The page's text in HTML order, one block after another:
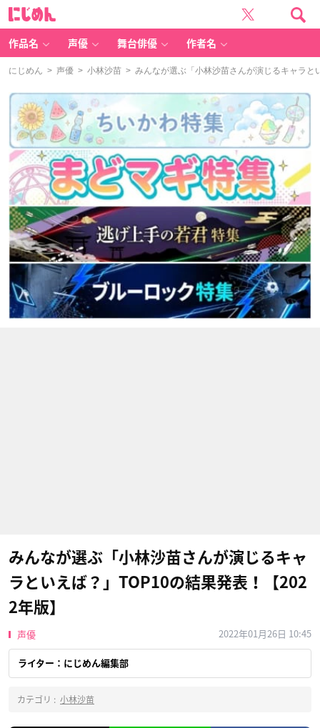
作品名 声優 舞台俳優 作者名
にじめん > 声優 > 小林沙苗 > みんなが選ぶ「小林沙苗さんが演じるキャラ
みんなが選ぶ「小林沙苗さんが演じるキャ
ラといえば？」TOP10の結果発表！【202
2年版】
声優 2022年01月26日 10:45
ライター：にじめん編集部
カテゴリ : 小林沙苗